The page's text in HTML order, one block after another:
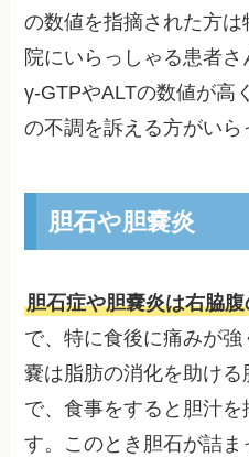
の数値を指摘された方
院にいらっしゃる患者
γ-GTPやALTの数値が高
の不調を訴える方がいら
胆石や胆嚢炎
胆石症や胆嚢炎は右脇
で、特に食後に痛みが
嚢は脂肪の消化を助け
で、食事をすると胆汁を
す。このとき胆石が詰